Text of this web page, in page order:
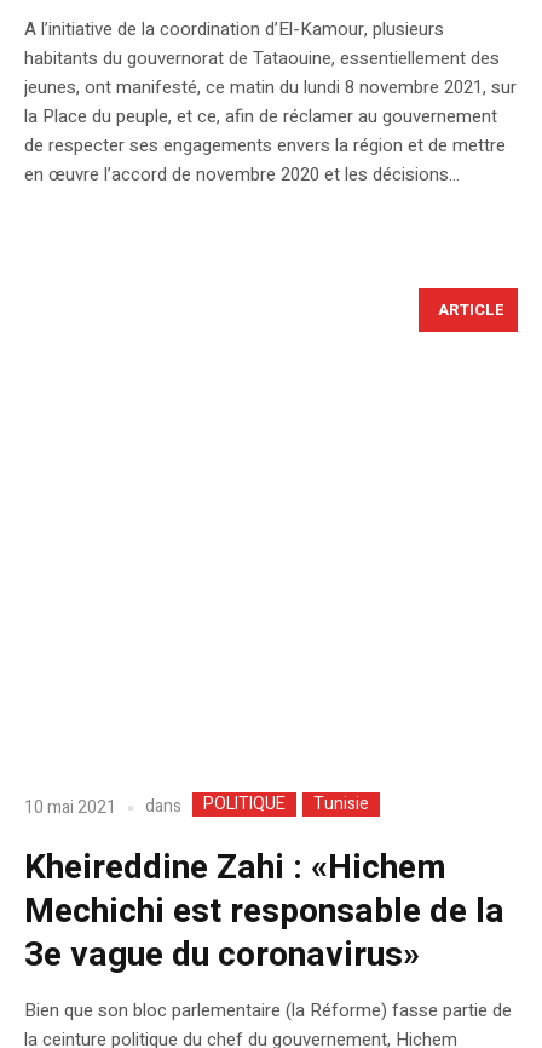
A l’initiative de la coordination d’El-Kamour, plusieurs
habitants du gouvernorat de Tataouine, essentiellement des
jeunes, ont manifesté, ce matin du lundi 8 novembre 2021, sur
la Place du peuple, et ce, afin de réclamer au gouvernement
de respecter ses engagements envers la région et de mettre
en œuvre l’accord de novembre 2020 et les décisions...
ARTICLE
10 mai 2021 dans POLITIQUE Tunisie
Kheireddine Zahi : «Hichem
Mechichi est responsable de la
3e vague du coronavirus»
Bien que son bloc parlementaire (la Réforme) fasse partie de
la ceinture politique du chef du gouvernement, Hichem